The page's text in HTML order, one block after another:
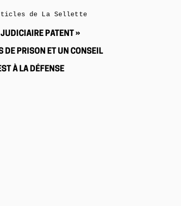
de La Sellette
PATENT »
DE PRISON ET UN CONSEIL
À LA DÉFENSE